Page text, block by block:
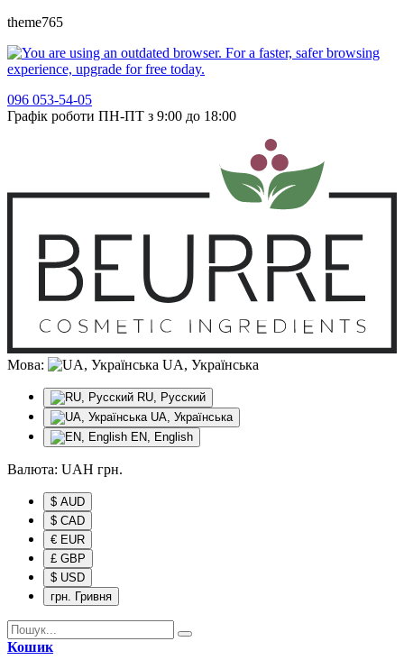
theme765
096 053-54-05
Графік роботи ПН-ПТ з 9:00 до 18:00
Мова: UA, Українська
RU, Русский
UA, Українська
EN, English
Валюта: UAH грн.
$ AUD
$ CAD
€ EUR
£ GBP
$ USD
грн. Гривня
Кошик